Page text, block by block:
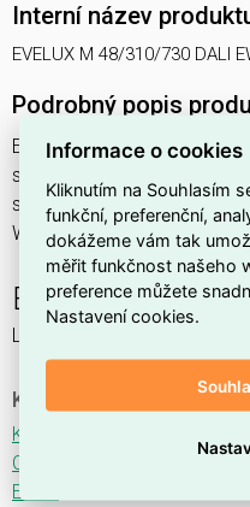
Interní název
EVELUX M 48/310/730 DALI
Podrobný popis
EVELUX M 48/310/730 DALI
svítidlo pouliční s modulem
stmívání ovládané DALI
Wide Street TYPE III - M)
EVELUX
LED svítidlo pro osvětlení
Ke stažení
Katalogový list
CE
ENEC
Informace o cookies
Kliknutím na Souhlasím
funkční, preferenční,
dokážeme vám tak
měřit funkčnost našeho
preference můžete
Nastavení cookies.